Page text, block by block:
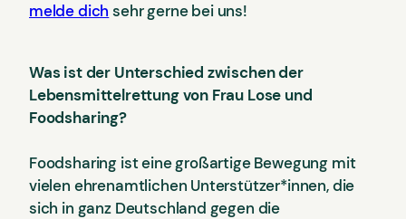
melde dich sehr gerne bei uns!
Was ist der Unterschied zwischender
Lebensmittelrettung von Frau Lose und
Foodsharing?
Foodsharing ist eine großartige Bewegung mit
vielen ehrenamtlichen Unterstützer*innen, die
sich in ganz Deutschland gegen die